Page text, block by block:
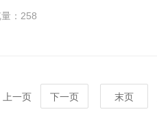
：258
一页 下一页 末页